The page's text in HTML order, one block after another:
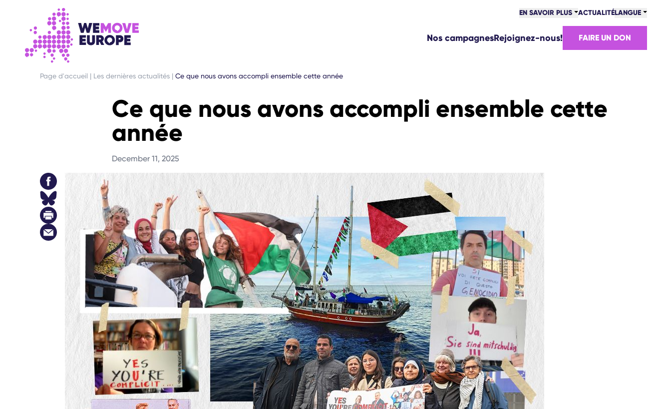
ALLER AU CONTENU PRINCIPAL
PASSER À LA NAVIGATION EN PIED DE PAGE EN SAVOIR PLUS ACTUALITÉLANGUE
Nos campagnesRejoignez-nous! FAIRE UN DON
Page d'accueil | Les dernières actualités | Ce que nous avons accompli ensemble cette année
Ce que nous avons accompli ensemble cette
année
December 11, 2025